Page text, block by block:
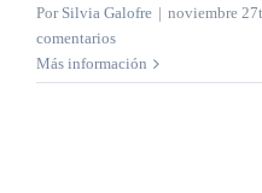
Por Silvia Galofre | noviembre
comentarios
Más información